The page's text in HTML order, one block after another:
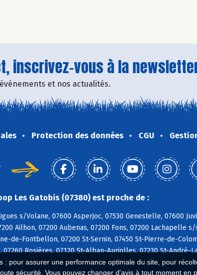
pour assurer une performance optimale du site, pour
sécurité. Vous pouvez changer d'avis à tout moment en
inscrivez-vous à la
et nos actualités.
Protection des données CGU
Les Gatobis (07380) est proche de :
s/Volane, 07600 Asperjoc, 07530 Genestelle, 07600
Ailhon, 07200 Aubenas, 07200 Fons, 07200 Lachapelle
de-Fontbellon, 07200 St-Sernin, 07450 St-Pierre-de-
Rosières, 07120 St-Alban-Auriolles, 07230 St-André-